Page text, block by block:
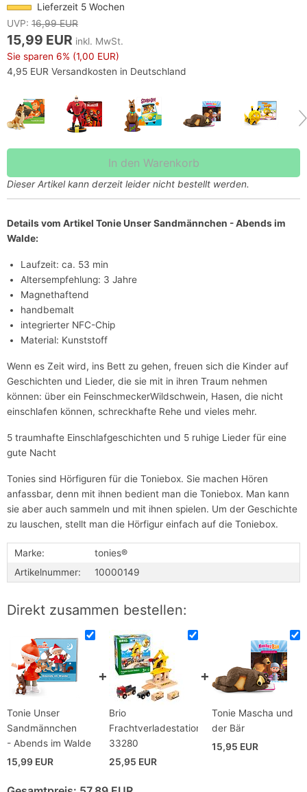
Lieferzeit 5 Wochen
UVP: 16,99 EUR
15,99 EUR inkl. MwSt.
Sie sparen 6% (1,00 EUR)
4,95 EUR Versandkosten in Deutschland
Dieser Artikel kann derzeit leider nicht bestellt werden.
Details vom Artikel Tonie Unser Sandmännchen - Abends im
Walde:
Laufzeit: ca. 53 min
Altersempfehlung: 3 Jahre
Magnethaftend
handbemalt
integrierter NFC-Chip
Material: Kunststoff
Wenn es Zeit wird, ins Bett zu gehen, freuen sich die Kinder auf
Geschichten und Lieder, die sie mit in ihren Traum nehmen
können: über ein Feinschmecker­Wildschwein, Hasen, die nicht
einschlafen können, schreckhafte Rehe und vieles mehr.
5 traumhafte Einschlafgeschichten und 5 ruhige Lieder für eine
gute Nacht
Tonies sind Hörfiguren für die Toniebox. Sie machen Hören
anfassbar, denn mit ihnen bedient man die Toniebox. Man kann
sie aber auch sammeln und mit ihnen spielen. Um der Geschichte
zu lauschen, stellt man die Hörfigur einfach auf die Toniebox.
Marke:
tonies®
Artikelnummer:
10000149
Direkt zusammen bestellen:
Tonie Unser
Sandmännchen
- Abends im Walde
15,99 EUR
Brio
Frachtverladestation
33280
25,95 EUR
Tonie Mascha und
der Bär
15,95 EUR